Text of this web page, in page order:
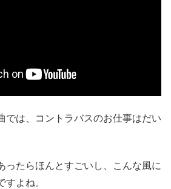
では、コントラバスのお仕事はだい
ったらほんとすごいし、こんな風に
よね。